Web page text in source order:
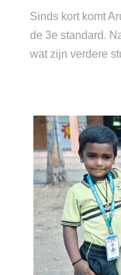
Sinds kort komt
de 3e standard.
wat zijn verdere